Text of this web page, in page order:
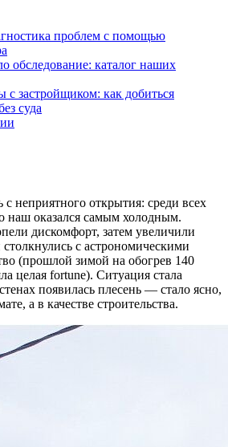
проблем с помощью
обследование: каталог наших
с застройщиком: как добиться
суда
с неприятного открытия: среди всех
наш оказался самым холодным.
дискомфорт, затем увеличили
с астрономическими
(прошлой зимой на обогрев 140
целая fortune). Ситуация стала
появилась плесень — стало ясно,
а в качестве строительства.